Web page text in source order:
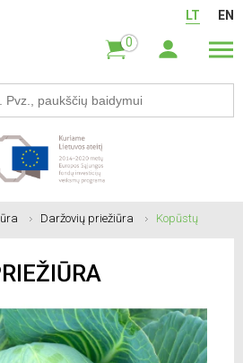
LT
EN
0
Daržovių priežiūra
Kopūstų